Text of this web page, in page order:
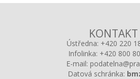
KONTAKT
Ústředna: +420 220
Infolinka: +420 800
E-mail:
Datová schránka: